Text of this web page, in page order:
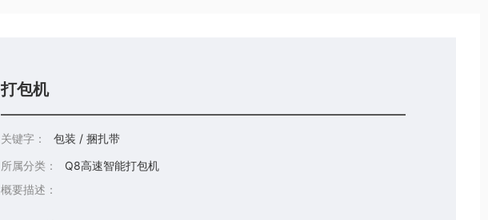
打包机
关键字：
包装 / 捆扎带
所属分类：
Q8高速智能打包机
概要描述：